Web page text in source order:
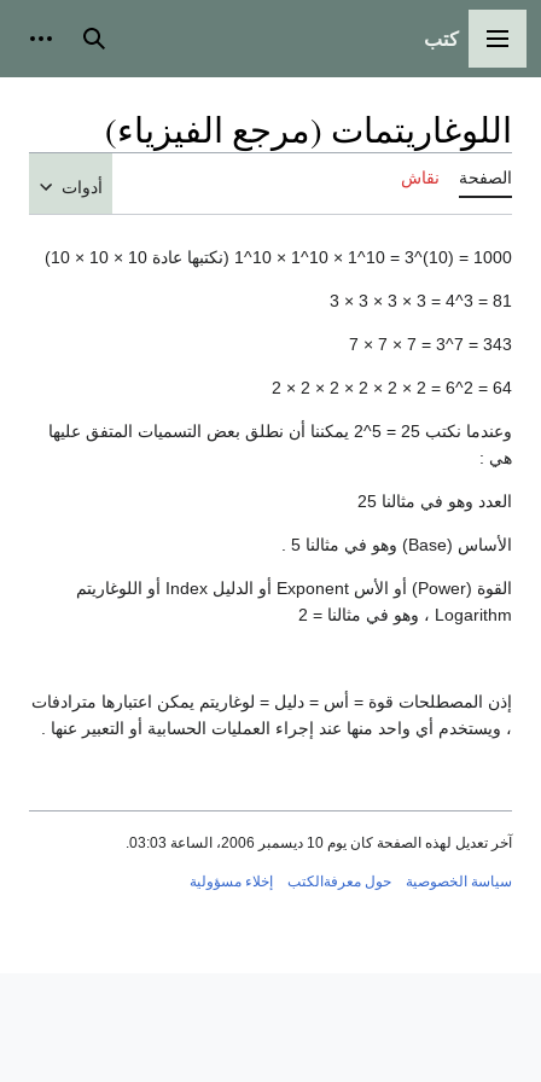
القائمة الرئيسية
كتب بحث
اللوغاريتمات (مرجع الفيزياء)
الصفحة نقاش أدوات
1000 = (10)^3 = 10^1 × 10^1 × 10^1 (نكتبها عادة 10 × 10 × 10)
81 = 3^4 = 3 × 3 × 3 × 3
343 = 7^3 = 7 × 7 × 7
64 = 2^6 = 2 × 2 × 2 × 2 × 2 × 2
وعندما نكتب 25 = 5^2 يمكننا أن نطلق بعض التسميات المتفق عليها
هي :
العدد وهو في مثالنا 25
الأساس (Base) وهو في مثالنا 5 .
القوة (Power) أو الأس Exponent أو الدليل Index أو اللوغاريتم
Logarithm ، وهو في مثالنا = 2
إذن المصطلحات قوة = أس = دليل = لوغاريتم يمكن اعتبارها مترادفات
، ويستخدم أي واحد منها عند إجراء العمليات الحسابية أو التعبير عنها .
آخر تعديل لهذه الصفحة كان يوم 10 ديسمبر 2006، الساعة 03:03.
سياسة الخصوصية حول معرفةالكتب إخلاء مسؤولية